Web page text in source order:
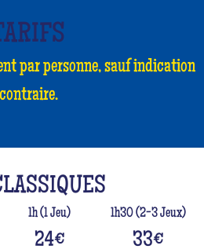
par personne, sauf indication
contraire.
1h (1 Jeu) 1h30 (2-3 Jeux)
24€ 33€